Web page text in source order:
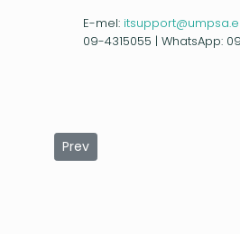
E-mel:
09-4315055 | WhatsApp:
Previous article: LARANGAN
Prev